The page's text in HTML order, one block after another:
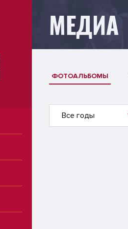
МЕДИА
ФОТОАЛЬБОМЫ
Все годы